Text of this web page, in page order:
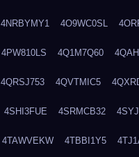
4NRBYMY1 4O9WC0SL
4PW810LS 4Q1M7Q60
4QRSJ753 4QVTMIC5
4SHI3FUE 4SRMCB32
4TAWVEKW 4TBBI1Y5